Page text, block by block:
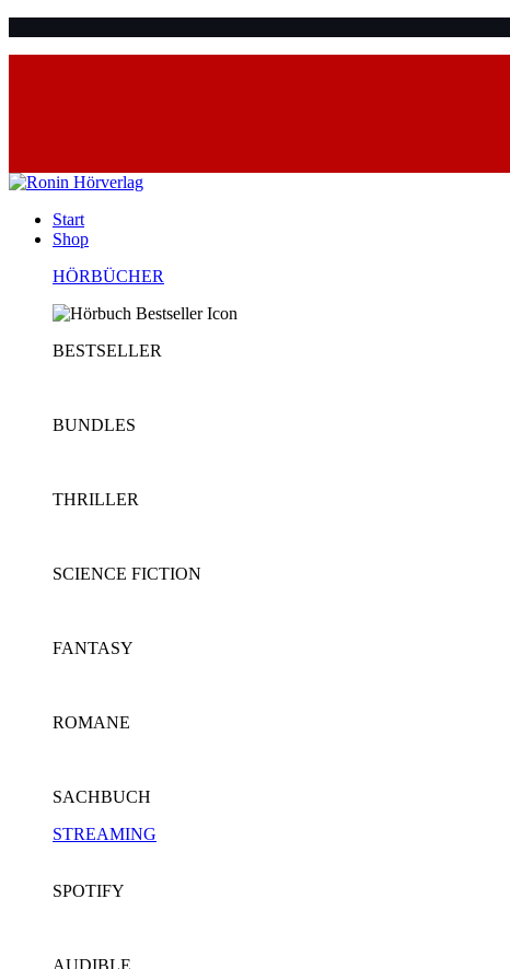
Start
Shop
HÖRBÜCHER
BESTSELLER
BUNDLES
THRILLER
SCIENCE FICTION
FANTASY
ROMANE
SACHBUCH
STREAMING
SPOTIFY
AUDIBLE